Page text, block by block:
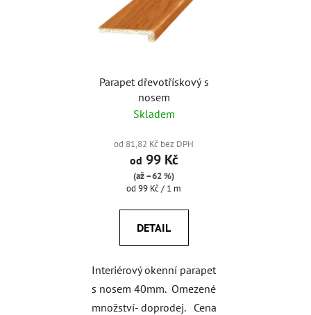
Parapet dřevotřískový s
nosem
Skladem
od 81,82 Kč bez DPH
od 99 Kč
(až –62 %)
Měrná
od 99 Kč / 1 m
DETAIL
Interiérový okenní parapet
s nosem 40mm. Omezené
množství- doprodej. Cena